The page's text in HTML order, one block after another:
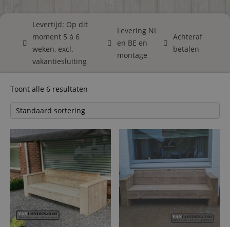
Levertijd: Op dit
moment 5 á 6
weken, excl.
vakantiesluiting
Levering NL
en BE en
montage
Achteraf
betalen
Toont alle 6 resultaten